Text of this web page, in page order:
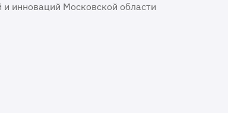
инноваций Московской области